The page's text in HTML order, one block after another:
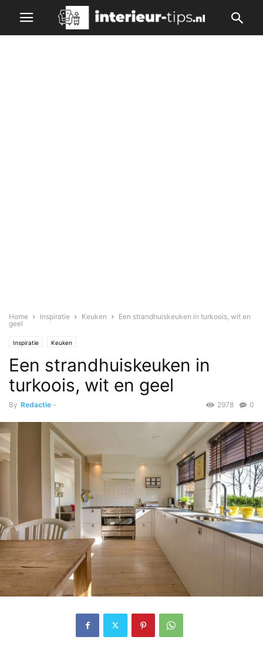
Home Inspiratie Keuken
Een strandhuiskeuken in turkoois, wit en
geel
Inspiratie Keuken
Een strandhuiskeuken in
turkoois, wit en geel
By Redactie - 0
2978